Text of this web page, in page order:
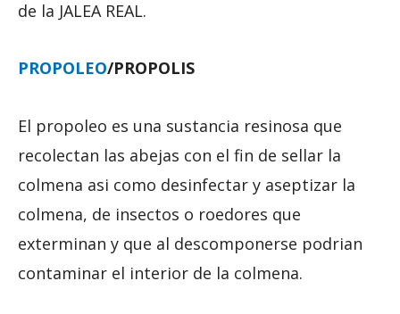
de la JALEA REAL.
PROPOLEO/PROPOLIS
El propoleo es una sustancia resinosa que
recolectan las abejas con el fin de sellar la
colmena asi como desinfectar y aseptizar la
colmena, de insectos o roedores que
exterminan y que al descomponerse podrian
contaminar el interior de la colmena.